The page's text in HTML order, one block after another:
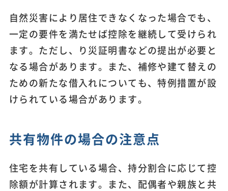
自然災害により居住できなくなった場合でも、
一定の要件を満たせば控除を継続して受けられ
ます。ただし、り災証明書などの提出が必要と
なる場合があります。また、補修や建て替えの
ための新たな借入れについても、特例措置が設
けられている場合があります。
共有物件の場合の注意点
住宅を共有している場合、持分割合に応じて控
除額が計算されます。また、配偶者や親族と共